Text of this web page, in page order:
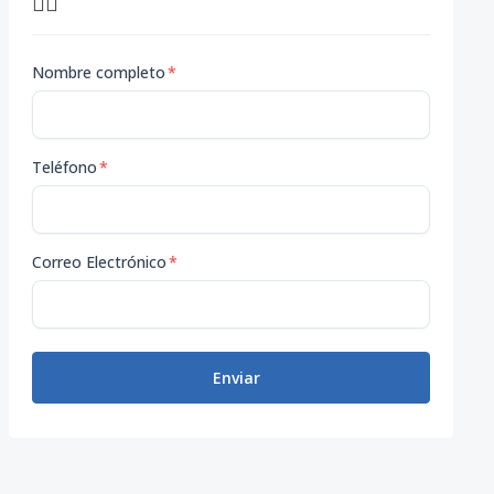
Nombre completo*
Teléfono*
Correo Electrónico*
Enviar